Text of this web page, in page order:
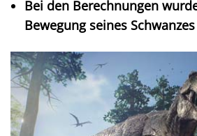
Bei den Berechnungen
Bewegung seines